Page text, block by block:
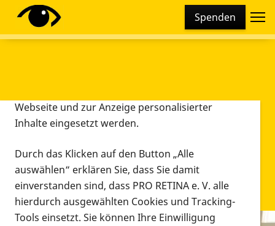
Spenden
Diese Webseite setzt verschiedene Cookies und
Tracking-Tools ein. Dies beinhaltet Cookies und
Webseite und zur Anzeige personalisierter
Inhalte eingesetzt werden.
Durch das Klicken auf den Button „Alle
auswählen“ erklären Sie, dass Sie damit
einverstanden sind, dass PRO RETINA e. V. alle
hierdurch ausgewählten Cookies und Tracking-
Tools einsetzt. Sie können Ihre Einwilligung